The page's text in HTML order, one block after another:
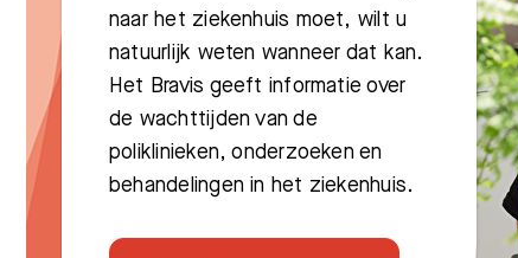
naar het ziekenhuis moet, wilt u
natuurlijk weten wanneer dat kan.
Het Bravis geeft informatie over
de wachttijden van de
poliklinieken, onderzoeken en
behandelingen in het ziekenhuis.